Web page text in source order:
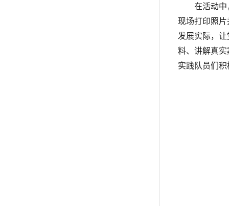
在活动中
现场打印照
发展实际，
料、讲解真
实践队员们